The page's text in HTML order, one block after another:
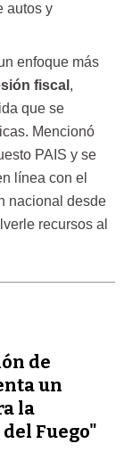
autos y
enfoque más
fiscal ,
que se
Mencionó
PAIS y se
línea con el
nacional desde
recursos al
de
un
la
Fuego"